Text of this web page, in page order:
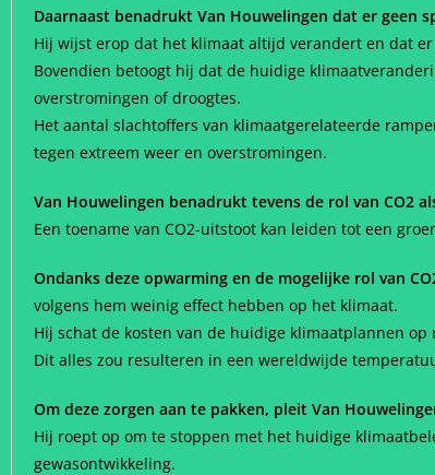
Daarnaast benadrukt Van Houwelingen dat er geen
Hij wijst erop dat het klimaat altijd verandert en dat
Bovendien betoogt hij dat de huidige
overstromingen of droogtes.
Het aantal slachtoffers van klimaatgerelateerde
tegen extreem weer en overstromingen.
Van Houwelingen benadrukt tevens de rol van CO2
Een toename van CO2-uitstoot kan leiden tot een
Ondanks deze opwarming en de mogelijke rol van
volgens hem weinig effect hebben op het klimaat.
Hij schat de kosten van de huidige klimaatplannen
Dit alles zou resulteren in een wereldwijde
Om deze zorgen aan te pakken, pleit Van
Hij roept op om te stoppen met het huidige
gewasontwikkeling.